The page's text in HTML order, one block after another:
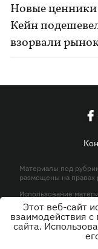
Новые
Кейн
взорвали
Материалы под
размещены на правах
Использование
активной
© ООО «ЮЛАВ
Этот веб-сайт
взаимодействия
сайта.